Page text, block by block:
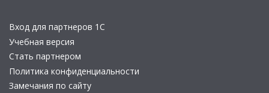
Вход для партнеров 1С
Учебная версия
Стать партнером
Политика конфиденциальности
Замечания по сайту